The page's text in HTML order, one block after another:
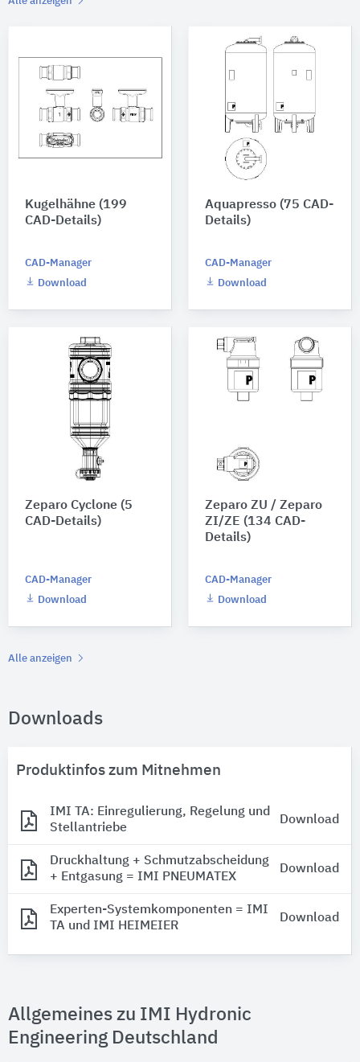
Kugelhähne (199
CAD-Details)
CAD-Manager
Download
Aquapresso (75 CAD-
Details)
CAD-Manager
Download
Zeparo Cyclone (5
CAD-Details)
CAD-Manager
Download
Zeparo ZU / Zeparo
ZI/ZE (134 CAD-
Details)
CAD-Manager
Download
Alle anzeigen
Downloads
Produktinfos zum Mitnehmen
IMI TA: Einregulierung, Regelung und
Stellantriebe
Download
Druckhaltung + Schmutzabscheidung
+ Entgasung = IMI PNEUMATEX
Download
Experten-Systemkomponenten = IMI
TA und IMI HEIMEIER
Download
Allgemeines zu IMI Hydronic
Engineering Deutschland